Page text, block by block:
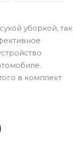
уборкой, так
в комплект